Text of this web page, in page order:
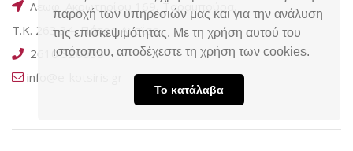
παροχή των υπηρεσιών μας και για την ανάλυση
της επισκεψιμότητας. Με τη χρήση αυτού του
ιστότοπου, αποδέχεστε τη χρήση των cookies.
Το κατάλαβα
Λεωφ. Ακρωτηρίου 169, Ταραμπούρα,
Τ.Κ. 263 34, Πάτρα Αχαΐας
2610 320050
info@e-kotsiris.gr